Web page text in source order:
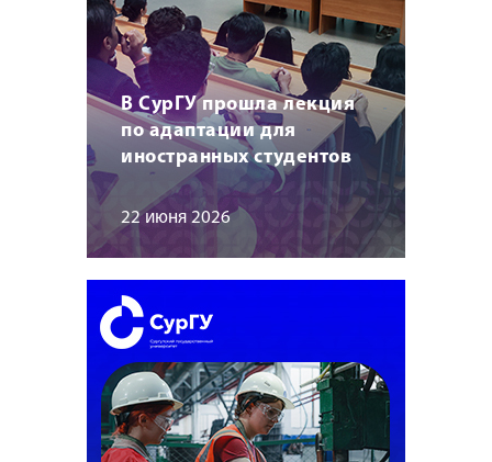
В СурГУ прошла лекция
по адаптации для
иностранных студентов
22 июня 2026